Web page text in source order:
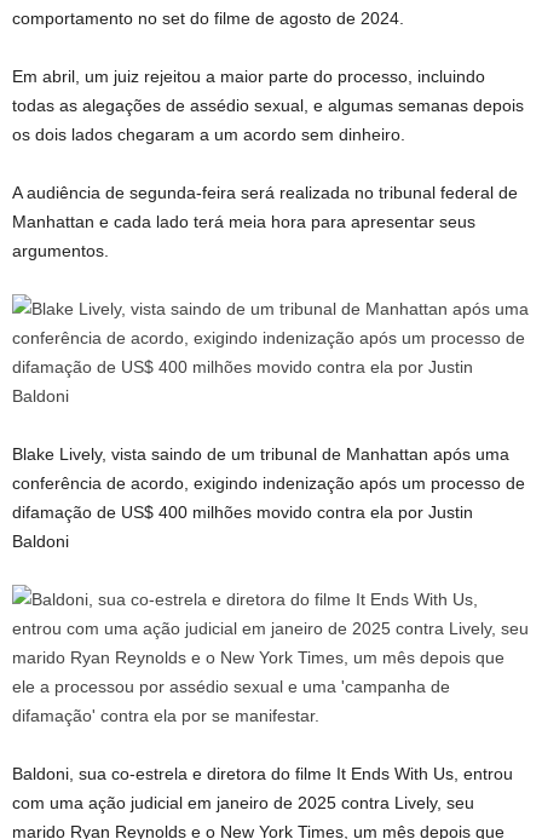
comportamento no set do filme de agosto de 2024.
Em abril, um juiz rejeitou a maior parte do processo, incluindo
todas as alegações de assédio sexual, e algumas semanas depois
os dois lados chegaram a um acordo sem dinheiro.
A audiência de segunda-feira será realizada no tribunal federal de
Manhattan e cada lado terá meia hora para apresentar seus
argumentos.
Blake Lively, vista saindo de um tribunal de Manhattan após uma
conferência de acordo, exigindo indenização após um processo de
difamação de US$ 400 milhões movido contra ela por Justin
Baldoni
Baldoni, sua co-estrela e diretora do filme It Ends With Us, entrou
com uma ação judicial em janeiro de 2025 contra Lively, seu
marido Ryan Reynolds e o New York Times, um mês depois que